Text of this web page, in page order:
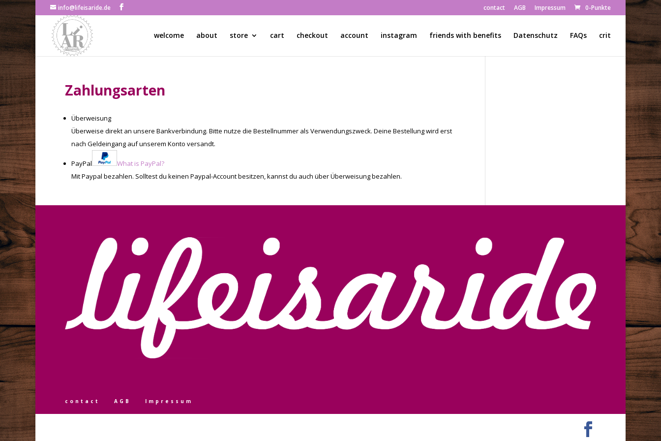
info@lifeisaride.de contact AGB Impressum 0-Punkte
welcome about store cart checkout account instagram friends with benefits Datenschutz FAQs crit
Zahlungsarten
Überweisung
Überweise direkt an unsere Bankverbindung. Bitte nutze die Bestellnummer als Verwendungszweck. Deine Bestellung wird erst
nach Geldeingang auf unserem Konto versandt.
PayPal
What is PayPal?
Mit Paypal bezahlen. Solltest du keinen Paypal-Account besitzen, kannst du auch über Überweisung bezahlen.
contact AGB Impressum